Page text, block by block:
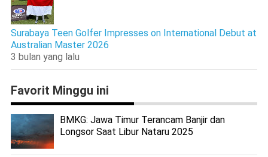
Surabaya Teen Golfer Impresses on International Debut at
Australian Master 2026
3 bulan yang lalu
Favorit Minggu ini
BMKG: Jawa Timur Terancam Banjir dan
Longsor Saat Libur Nataru 2025